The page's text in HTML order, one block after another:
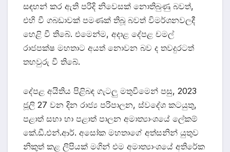
සඳහන් කර ඇති පරිදි නිවෙසක් නොතිබුණු බවත්,
එහි වී ගබඩාවක් පමණක් තිබූ බවත් විමර්ශනවලදී
හෙළි වී තිබේ. එමෙන්ම, අදාළ දේපළ චමල්
රාජපක්ෂ මහතාට අයත් නොවන බව ද තවදුරටත්
තහවුරු වී තිබේ.
දේපළ අයිතිය පිළිබඳ ගැටලු මතුවීමෙන් පසු, 2023
ජූලි 27 වන දින රාජ්‍ය පරිපාලන, ස්වදේශ කටයුතු,
පළාත් සභා හා පළාත් පාලන අමාත්‍යාංශයේ ලේකම්
කේ.ඩී.එන්.ආර්. අසෝක මහතාගේ අත්සනින් යුතුව
නිකුත් කළ ලිපියක් මගින් එම අමාත්‍යාංශයේ අතිරේක